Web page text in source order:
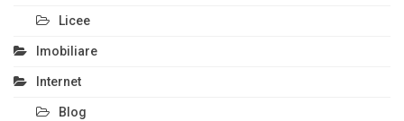
Licee
Imobiliare
Internet
Blog